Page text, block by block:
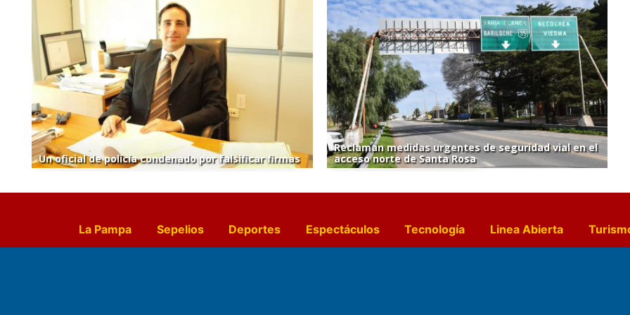
Un oficial de policía condenado por falsificar firmas
Reclaman medidas urgentes de seguridad vial en el
acceso norte de Santa Rosa
La Pampa Sepelios Deportes Espectáculos Tecnología Linea Abierta